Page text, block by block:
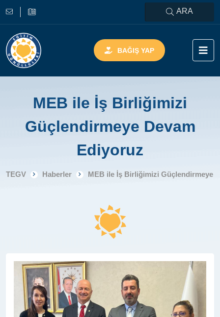
ARA
BAĞIŞ YAP
MEB ile İş Birliğimizi
Güçlendirmeye Devam
Ediyoruz
TEGV Haberler MEB ile İş Birliğimizi Güçlendirmeye